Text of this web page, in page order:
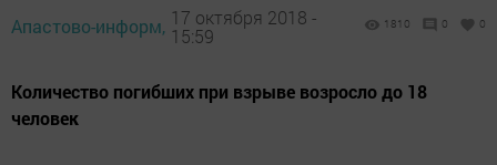
Апастово-информ, 17 октября 2018 -
15:59
1810 0 0
Количество погибших при взрыве возросло до 18
человек